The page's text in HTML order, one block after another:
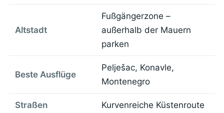
Altstadt
Fußgängerzone –
außerhalb der Mauern
parken
Beste Ausflüge
Pelješac, Konavle,
Montenegro
Straßen Kurvenreiche Küstenroute